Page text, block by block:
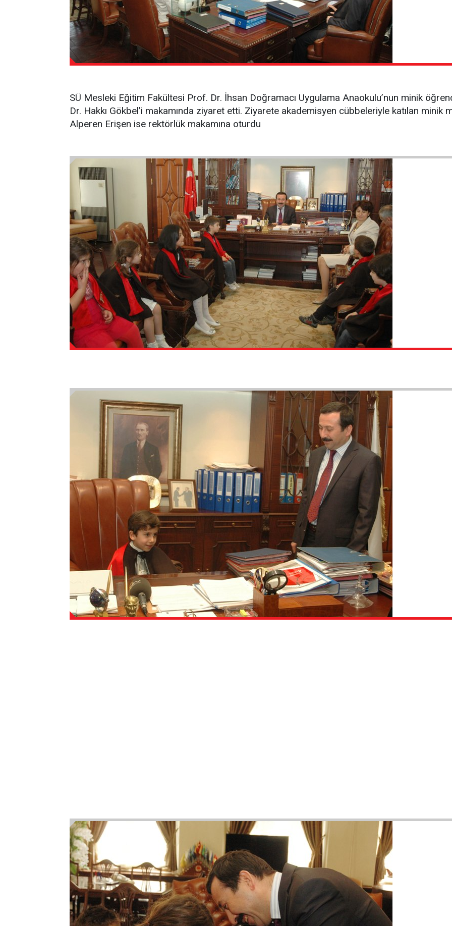
SÜ Mesleki Eğitim Fakültesi Prof. Dr. İhsan Doğramacı Uygulama Anaokulu’nun minik
Dr. Hakkı Gökbel’i makamında ziyaret etti. Ziyarete akademisyen cübbeleriyle katılan minik
Alperen Erişen ise rektörlük makamına oturdu